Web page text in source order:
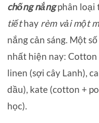
chống nắngphân loại
tiếthay rèm vải một
nắng cản sáng. Một
nhất hiện nay: Cotton
linen (sợi cây Lanh),
dầu), kate (cotton +
học).